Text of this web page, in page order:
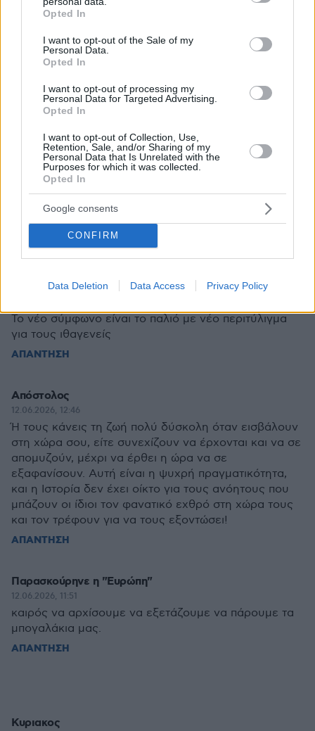
grant or deny consent to Google and its third-party tags to
use your data for below specified purposes in below Google
consent section.
Opted In
I want to opt-out of the Sale of my
Personal Data.
Opted In
I want to opt-out of processing my
Personal Data for Targeted Advertising.
Opted In
I want to opt-out of Collection, Use,
Retention, Sale, and/or Sharing of my
Personal Data that Is Unrelated with the
Purposes for which it was collected.
Opted In
Google consents
CONFIRM
Data Deletion Data Access Privacy Policy
μεγάλων έργων
Διασκεδάζουμε υπεύθυνα, επιστρέφουμε με ασφάλεια
29.07.2026, 09:39
ΣΧΟΛΙΑ(14)
Μία από τα ίδια!
12.06.2026, 17:36
Γενικότητες και αερολογίες μηδενικού
αποτελέσματος.
ΑΠΑΝΤΗΣΗ
GEORGE
Το νέο σύμφωνο είναι το παλιό με νέο περιτύλιγμα
για τους ιθαγενείς
ΑΠΑΝΤΗΣΗ
Απόστολος
12.06.2026, 12:46
Ή τους κάνεις τη ζωή πολύ δύσκολη όταν εισβάλουν
στη χώρα σου, είτε συνεχίζουν να έρχονται και να σε
απομυζούν, μέχρι να έρθει η ώρα να σε
εξαφανίσουν. Αυτή είναι η ψυχρή πραγματικότητα,
και η Ιστορία δεν έχει οίκτο για τους ανόητους που
μπάζουν οι ίδιοι τον φανατικό εχθρό στη χώρα τους
και τον τρέφουν για να τους εξοντώσει!
ΑΠΑΝΤΗΣΗ
Παρασκούρηνε η "Ευρώπη"
12.06.2026, 11:51
καιρός να αρχίσουμε να εξετάζουμε να πάρουμε τα
μπογαλάκια μας.
ΑΠΑΝΤΗΣΗ
Κυριακος